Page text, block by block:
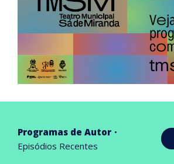
Programas de Autor
Episódios Recentes